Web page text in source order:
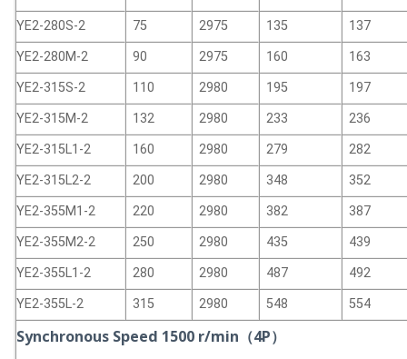
YE2-280S-2
75 2975 135
137
YE2-280M-2
90 2975 160
163
YE2-315S-2
110 2980 195
197
YE2-315M-2
132 2980 233
236
YE2-315L1-2
160 2980 279
282
YE2-315L2-2
200 2980 348
352
YE2-355M1-2
220 2980 382
387
YE2-355M2-2
250 2980 435
439
YE2-355L1-2
280 2980 487
492
YE2-355L-2
315 2980 548 554
Synchronous Speed 1500 r/min（4P）